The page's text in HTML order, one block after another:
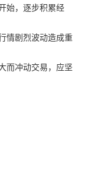
始，逐步积累经
情剧烈波动造成重
而冲动交易，应坚